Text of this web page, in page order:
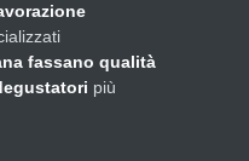
fassano qualità
più